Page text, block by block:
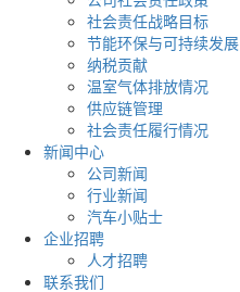
社会责任战略目标
节能环保与可持续发展
纳税贡献
温室气体排放情况
供应链管理
社会责任履行情况
新闻中心
公司新闻
行业新闻
汽车小贴士
企业招聘
人才招聘
联系我们